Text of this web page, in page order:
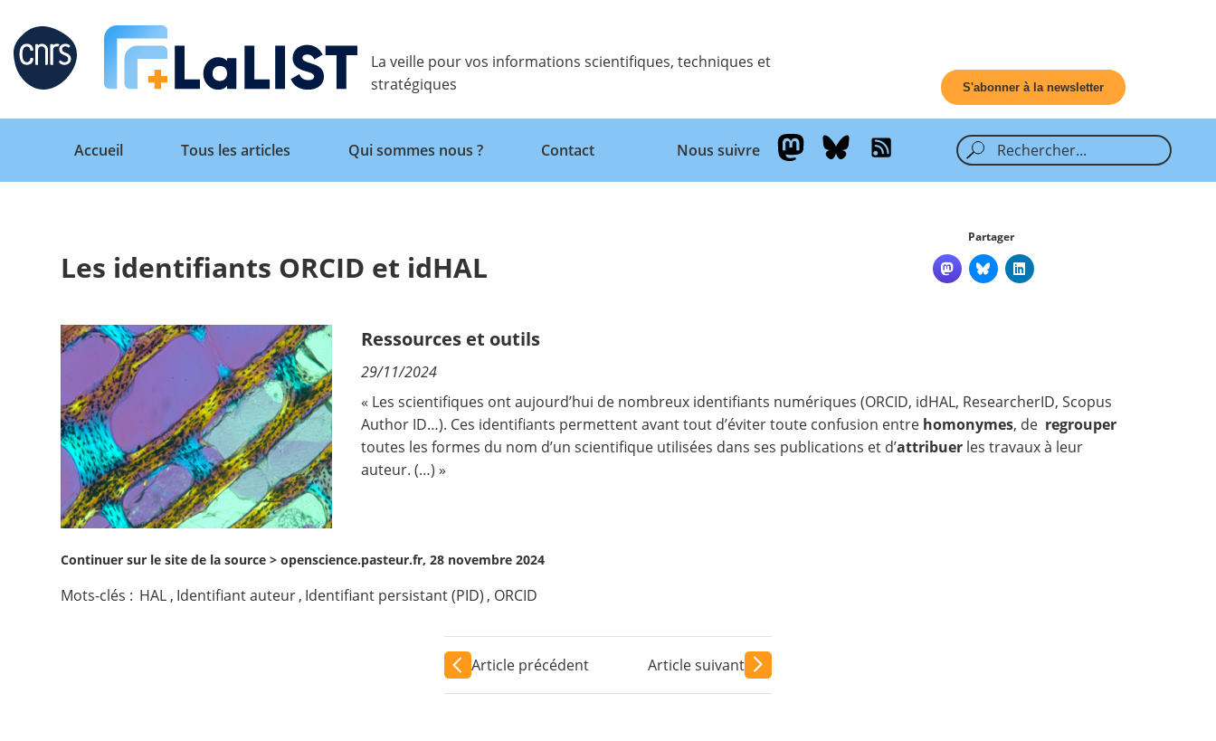
Retour
Accueil
Tous les articles
Qui sommes nous ?
Contact
Nous suivre
La veille pour vos informations scientifiques, techniques et
stratégiques
S'abonner à la newsletter
Retour
Accueil
Tous les articles Qui sommes nous ? Contact Nous suivre
Les identifiants ORCID et idHAL
Partager
Ressources et outils
29/11/2024
« Les scientifiques ont aujourd’hui de nombreux identifiants numériques (ORCID, idHAL, ResearcherID, Scopus
Author ID…). Ces identifiants permettent avant tout d’éviter toute confusion entre homonymes, de regrouper
toutes les formes du nom d’un scientifique utilisées dans ses publications et d’attribuer les travaux à leur
auteur. (…) »
Continuer sur le site de la source >openscience.pasteur.fr, 28 novembre 2024
Mots-clés : HAL , Identifiant auteur, Identifiant persistant (PID) , ORCID
Article précédent Article suivant